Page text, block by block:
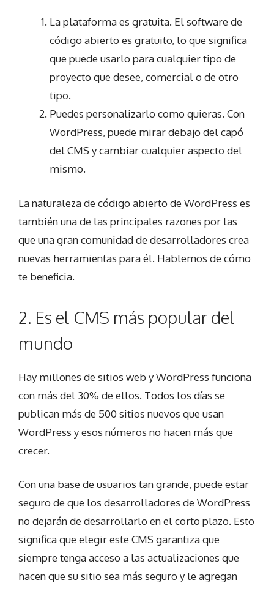
La plataforma es gratuita. El software de
código abierto es gratuito, lo que significa
que puede usarlo para cualquier tipo de
proyecto que desee, comercial o de otro
tipo.
Puedes personalizarlo como quieras. Con
WordPress, puede mirar debajo del capó
del CMS y cambiar cualquier aspecto del
mismo.
La naturaleza de código abierto de WordPress es
también una de las principales razones por las
que una gran comunidad de desarrolladores crea
nuevas herramientas para él. Hablemos de cómo
te beneficia.
2. Es el CMS más popular del
mundo
Hay millones de sitios web y WordPress funciona
con más del 30% de ellos. Todos los días se
publican más de 500 sitios nuevos que usan
WordPress y esos números no hacen más que
crecer.
Con una base de usuarios tan grande, puede estar
seguro de que los desarrolladores de WordPress
no dejarán de desarrollarlo en el corto plazo. Esto
significa que elegir este CMS garantiza que
siempre tenga acceso a las actualizaciones que
hacen que su sitio sea más seguro y le agregan